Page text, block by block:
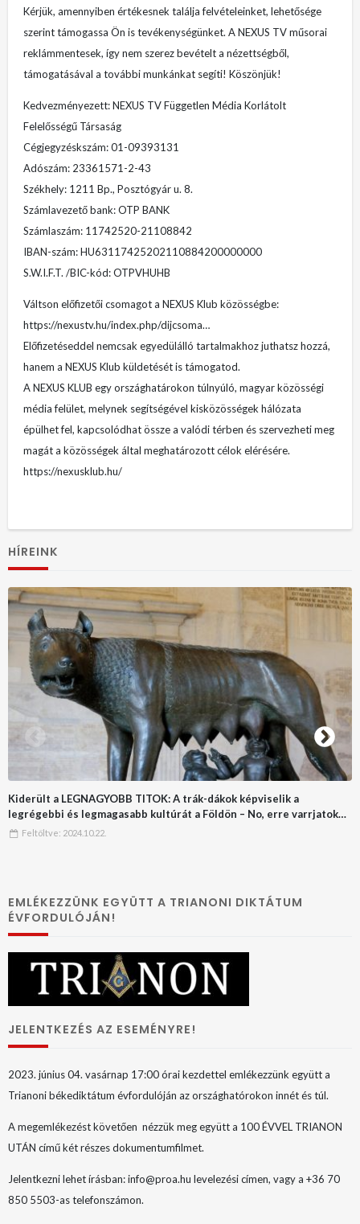
Kérjük, amennyiben értékesnek találja felvételeinket, lehetősége
szerint támogassa Ön is tevékenységünket. A NEXUS TV műsorai
reklámmentesek, így nem szerez bevételt a nézettségből,
támogatásával a további munkánkat segíti! Köszönjük!
Kedvezményezett: NEXUS TV Független Média Korlátolt
Felelősségű Társaság
Cégjegyzéskszám: 01-09393131
Adószám: 23361571-2-43
Székhely: 1211 Bp., Posztógyár u. 8.
Számlavezető bank: OTP BANK
Számlaszám: 11742520-21108842
IBAN-szám: HU63117425202110884200000000
S.W.I.F.T. /BIC-kód: OTPVHUHB
Váltson előfizetői csomagot a NEXUS Klub közösségbe:
https://nexustv.hu/index.php/dijcsoma…
Előfizetéseddel nemcsak egyedülálló tartalmakhoz juthatsz hozzá,
hanem a NEXUS Klub küldetését is támogatod.
A NEXUS KLUB egy országhatárokon túlnyúló, magyar közösségi
média felület, melynek segítségével kisközösségek hálózata
épülhet fel, kapcsolódhat össze a valódi térben és szervezheti meg
magát a közösségek által meghatározott célok elérésére.
https://nexusklub.hu/
HÍREINK
Kiderült a LEGNAGYOBB TITOK: A trák-dákok képviselik a
legrégebbi és legmagasabb kultúrát a Földön – No, erre varrjatok
gombot!!
Feltöltve: 2024.10.22.
EMLÉKEZZÜNK EGYÜTT A TRIANONI DIKTÁTUM
ÉVFORDULÓJÁN!
JELENTKEZÉS AZ ESEMÉNYRE!
2023. június 04. vasárnap 17:00 órai kezdettel emlékezzünk együtt a
Trianoni békediktátum évfordulóján az országhatórokon innét és túl.
A megemlékezést követően nézzük meg együtt a 100 ÉVVEL TRIANON
UTÁN című két részes dokumentumfilmet.
Jelentkezni lehet írásban: info@proa.hu levelezési címen, vagy a +36 70
850 5503-as telefonszámon.